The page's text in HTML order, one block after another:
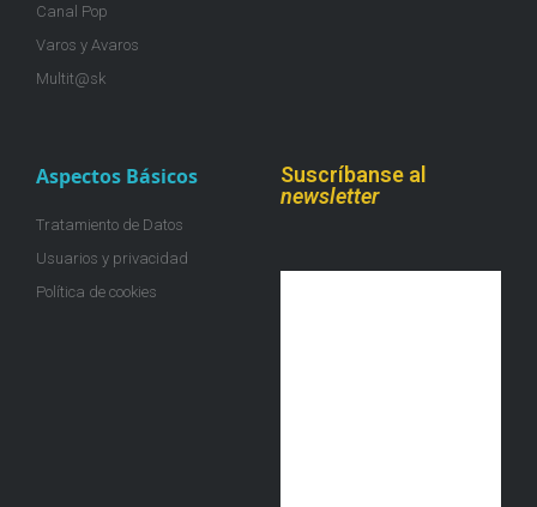
Canal Pop
Varos y Avaros
Multit@sk
Aspectos Básicos
Tratamiento de Datos
Usuarios y privacidad
Política de cookies
Suscríbanse al
newsletter